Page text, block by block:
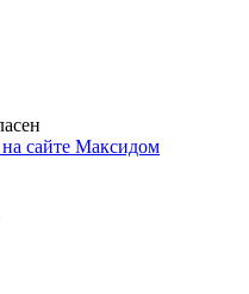
сайте Максидом